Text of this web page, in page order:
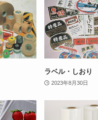
ラベル・しおり
2023年8月30日